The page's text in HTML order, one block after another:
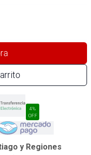
4%
OFF
y Regiones